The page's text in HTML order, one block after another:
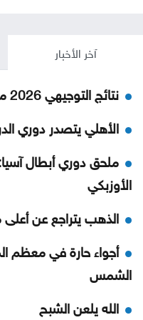
آخر الأخبار
نتائج التوجيهي 2026 متاحة عبر سند فور إعلانها الاثنين
الأهلي يتصدر دوري
ملحق دوري أبطال آسيا:
الأوزبكي
الذهب يتراجع عن أعلى
أجواء حارة في معظم
الشمس
الله يلعن الشبح